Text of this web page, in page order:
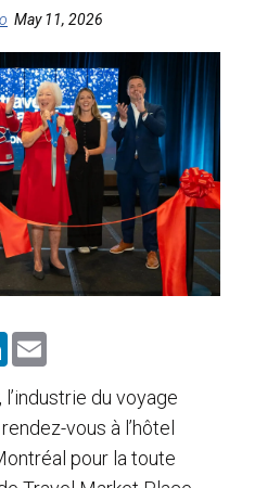
May 11, 2026
L
k
e
d
n
i
l
du voyage
vous à l’hôtel
pour la toute